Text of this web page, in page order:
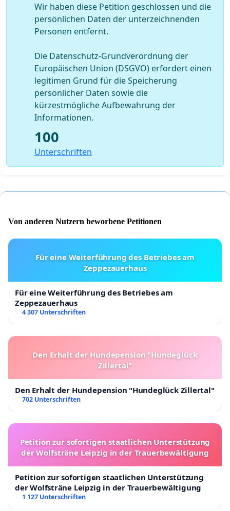
Wir haben diese Petition geschlossen und die
persönlichen Daten der unterzeichnenden
Personen entfernt.
Die Datenschutz-Grundverordnung der
Europäischen Union (DSGVO) erfordert einen
legitimen Grund für die Speicherung
persönlicher Daten sowie die
kürzestmögliche Aufbewahrung der
Informationen.
100
Unterschriften
Von anderen Nutzern beworbene Petitionen
Für eine Weiterführung des Betriebes am
Zeppezauerhaus
Für eine Weiterführung des Betriebes am
Zeppezauerhaus
4 307 Unterschriften
Den Erhalt der Hundepension "Hundeglück
Zillertal"
Den Erhalt der Hundepension "Hundeglück Zillertal"
702 Unterschriften
Petition zur sofortigen staatlichen Unterstützung
der Wolfsträne Leipzig in der Trauerbewältigung
Petition zur sofortigen staatlichen Unterstützung
der Wolfsträne Leipzig in der Trauerbewältigung
1 127 Unterschriften